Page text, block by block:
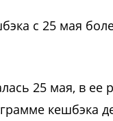
с 25 мая
25 мая, в ее
кешбэка